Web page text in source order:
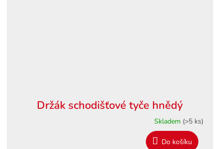
Držák schodišťové tyče hnědý
Skladem (>5 ks)
Do košíku